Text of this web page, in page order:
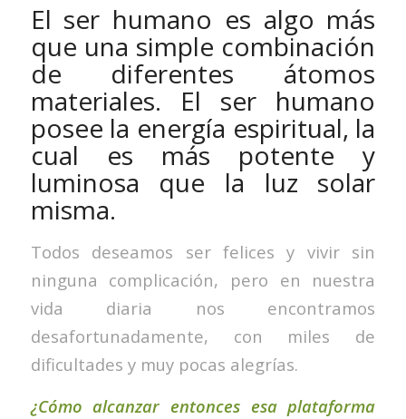
El ser humano es algo más
que una simple combinación
de diferentes átomos
materiales. El ser humano
posee la energía espiritual, la
cual es más potente y
luminosa que la luz solar
misma.
Todos deseamos ser felices y vivir sin
ninguna complicación, pero en nuestra
vida diaria nos encontramos
desafortunadamente, con miles de
dificultades y muy pocas alegrías.
¿Cómo alcanzar entonces esa plataforma